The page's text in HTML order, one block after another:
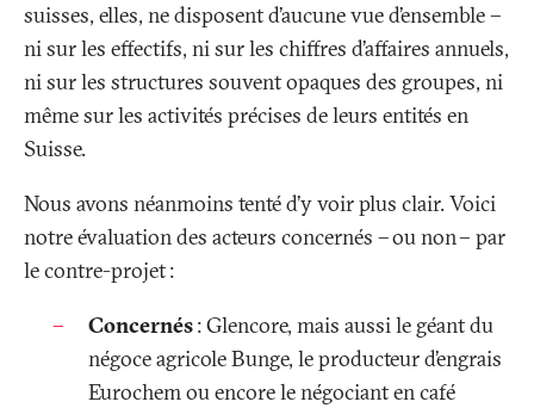
suisses, elles, ne disposent d’aucune vue d’ensemble –
ni sur les effectifs, ni sur les chiffres d’affaires annuels,
ni sur les structures souvent opaques des groupes, ni
même sur les activités précises de leurs entités en
Suisse.
Nous avons néanmoins tenté d’y voir plus clair. Voici
notre évaluation des acteurs concernés – ou non – par
le contre-projet:
Concernés:Glencore, mais aussi le géant du
négoce agricole Bunge, le producteur d’engrais
Eurochem ou encore le négociant en café